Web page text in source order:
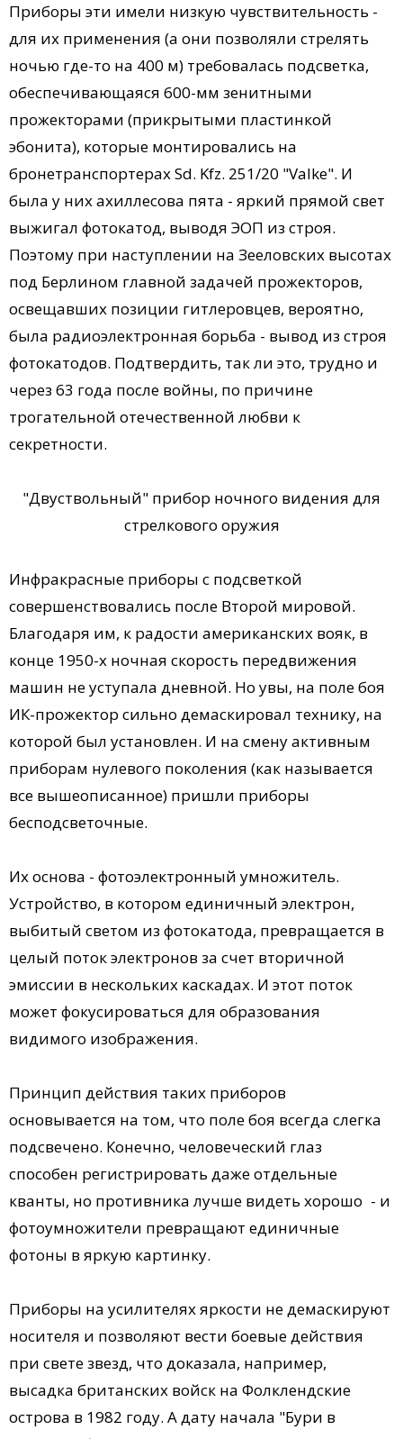
Приборы эти имели низкую чувствительность -
для их применения (а они позволяли стрелять
ночью где-то на 400 м) требовалась подсветка,
обеспечивающаяся 600-мм зенитными
прожекторами (прикрытыми пластинкой
эбонита), которые монтировались на
бронетранспортерах Sd. Kfz. 251/20 "Valke". И
была у них ахиллесова пята - яркий прямой свет
выжигал фотокатод, выводя ЭОП из строя.
Поэтому при наступлении на Зееловских высотах
под Берлином главной задачей прожекторов,
освещавших позиции гитлеровцев, вероятно,
была радиоэлектронная борьба - вывод из строя
фотокатодов. Подтвердить, так ли это, трудно и
через 63 года после войны, по причине
трогательной отечественной любви к
секретности.
"Двуствольный" прибор ночного видения для
стрелкового оружия
Инфракрасные приборы с подсветкой
совершенствовались после Второй мировой.
Благодаря им, к радости американских вояк, в
конце 1950-х ночная скорость передвижения
машин не уступала дневной. Но увы, на поле боя
ИК-прожектор сильно демаскировал технику, на
которой был установлен. И на смену активным
приборам нулевого поколения (как называется
все вышеописанное) пришли приборы
бесподсветочные.
Их основа - фотоэлектронный умножитель.
Устройство, в котором единичный электрон,
выбитый светом из фотокатода, превращается в
целый поток электронов за счет вторичной
эмиссии в нескольких каскадах. И этот поток
может фокусироваться для образования
видимого изображения.
Принцип действия таких приборов
основывается на том, что поле боя всегда слегка
подсвечено. Конечно, человеческий глаз
способен регистрировать даже отдельные
кванты, но противника лучше видеть хорошо - и
фотоумножители превращают единичные
фотоны в яркую картинку.
Приборы на усилителях яркости не демаскируют
носителя и позволяют вести боевые действия
при свете звезд, что доказала, например,
высадка британских войск на Фолклендские
острова в 1982 году. А дату начала "Бури в